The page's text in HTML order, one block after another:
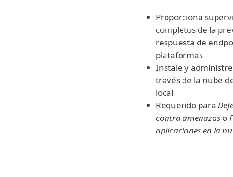
Proporciona
completos de la
respuesta de
plataformas
Instale y
través de la nube
local
Requerido para
contra amenazaso
aplicaciones en la